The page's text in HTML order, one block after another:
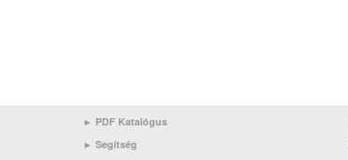
► PDF Katalógus
► Segítség